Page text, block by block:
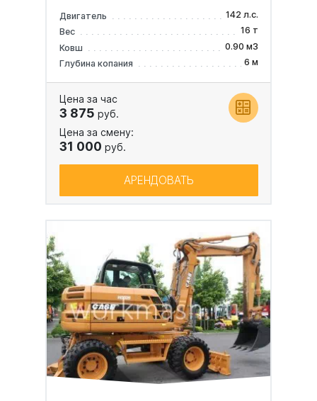
Двигатель
142 л.с.
Вес
16 т
Ковш
0.90 м3
Глубина копания
6 м
Цена за час
3 875 руб.
Цена за смену:
31 000 руб.
АРЕНДОВАТЬ